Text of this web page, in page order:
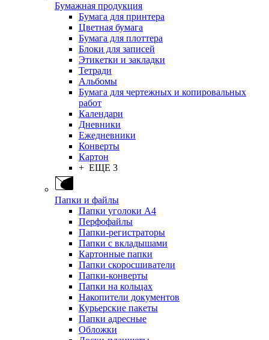
Бумажная продукция
Бумага для принтера
Цветная бумага
Бумага для плоттера
Блоки для записей
Этикетки и закладки
Тетради
Альбомы
Бумага для чертежных и копировальных
работ
Календари
Дневники
Ежедневники
Конверты
Картон
+ ЕЩЕ 3
Папки и файлы
Папки уголоки А4
Перфофайлы
Папки-регистраторы
Папки с вкладышами
Картонные папки
Папки скоросшиватели
Папки-конверты
Папки на кольцах
Накопители документов
Курьерские пакеты
Папки адресные
Обложки